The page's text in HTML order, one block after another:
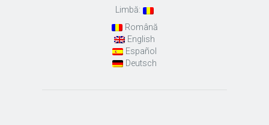
Limbă:
Română
English
Español
Deutsch